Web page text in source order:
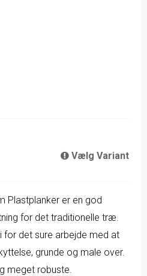
Vælg Variant
Plastplanker er en god
for det traditionelle træ.
for det sure arbejde med at
grunde og male over.
meget robuste.